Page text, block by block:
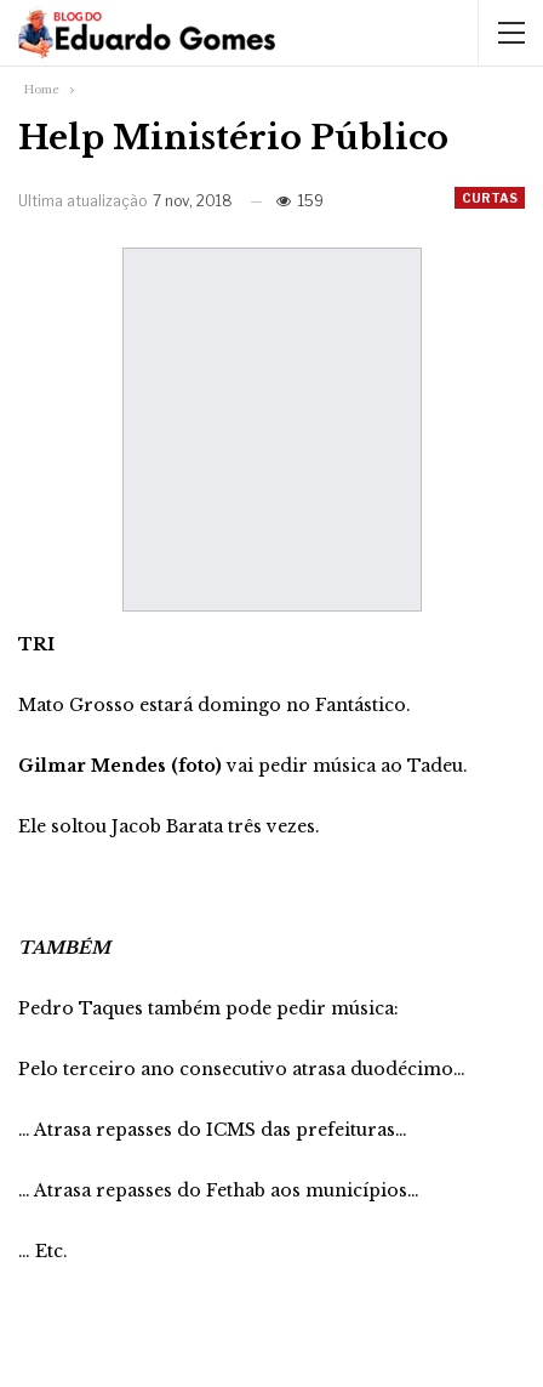
Home
Help Ministério Público
CURTAS
Ultima atualização 7 nov, 2018 159
TRI
Mato Grosso estará domingo no Fantástico.
Gilmar Mendes (foto)vai pedir música ao Tadeu.
Ele soltou Jacob Barata três vezes.
TAMBÉM
Pedro Taques também pode pedir música:
Pelo terceiro ano consecutivo atrasa duodécimo…
… Atrasa repasses do ICMS das prefeituras…
… Atrasa repasses do Fethab aos municípios…
… Etc.